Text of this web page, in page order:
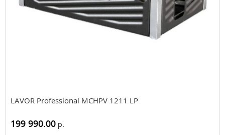
LAVOR Professional MCHPV 1211 LP
199 990.00 р.